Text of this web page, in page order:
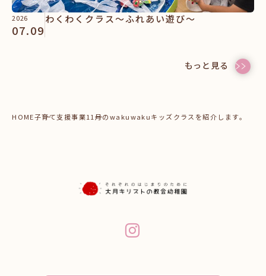
2026
07.09
わくわくクラス～ふれあい遊び～
もっと見る
HOME子育て支援事業11月のwakuwakuキッズクラスを紹介します。